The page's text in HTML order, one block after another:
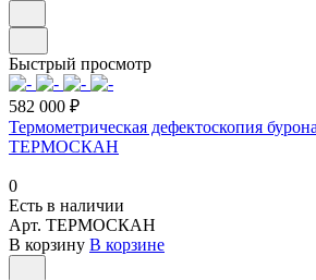
Быстрый просмотр
582 000 ₽
Термометрическая дефектоскопия
ТЕРМОСКАН
0
Есть в наличии
Арт. ТЕРМОСКАН
В корзину В корзине